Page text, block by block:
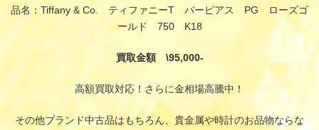
品名：Tiffany & Co. ティファニーT バーピアス PG ローズゴ
ールド 750 K18
買取金額 \95,000-
高額買取対応！さらに金相場高騰中！
その他ブランド中古品はもちろん、貴金属や時計のお品物ならな